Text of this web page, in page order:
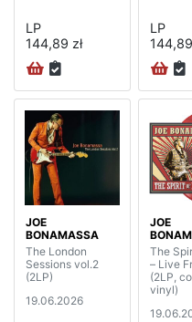
LP
144,89 zł
LP
JOE
BONAMASSA
The London
Sessions vol.2
(2LP)
19.06.2026
JOE
The
– Live
(2LP,
vinyl)